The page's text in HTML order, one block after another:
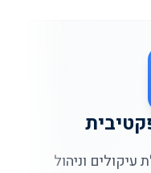
וניהול